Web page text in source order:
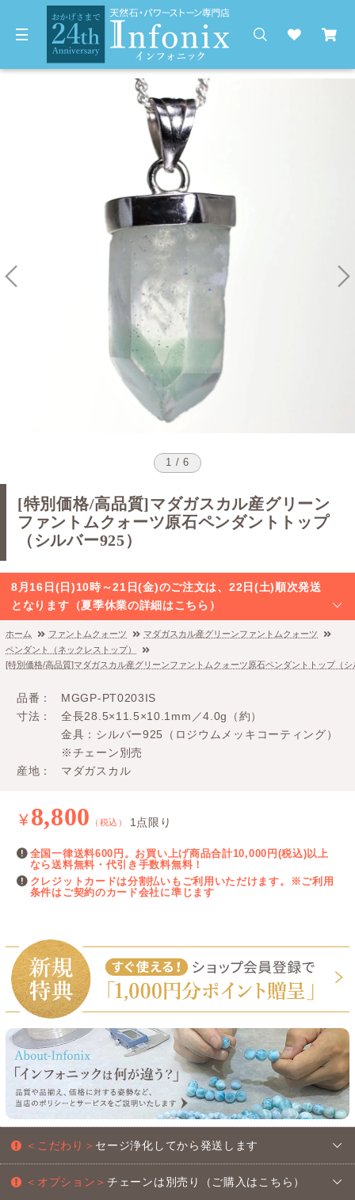
1 / 6
[特別価格/高品質]マダガスカル産グリーン
ファントムクォーツ原石ペンダントトップ
（シルバー925）
8月16日(日)10時～21日(金)のご注文は、22日(土)順次発送
となります（夏季休業の詳細はこちら）
ホーム ファントムクォーツ
マダガスカル産グリーンファントムクォーツ
ペンダント（ネックレストップ）
[特別価格/高品質]マダガスカル産グリーンファントムクォーツ原石ペンダントトップ（シ
品番
MGGP-PT0203IS
寸法
全長28.5×11.5×10.1mm／4.0g（約）
金具：シルバー925（ロジウムメッキコーティング）
※チェーン別売
産地
マダガスカル
¥8,800 （税込） 1点限り
全国一律送料600円。お買い上げ商品合計10,000円(税込)以上
なら送料無料・代引き手数料無料！
クレジットカードは分割払いもご利用いただけます。※ご利用
条件はご契約のカード会社に準じます
＜こだわり＞ セージ浄化してから発送します
＜オプション＞チェーンは別売り（ご購入はこちら）